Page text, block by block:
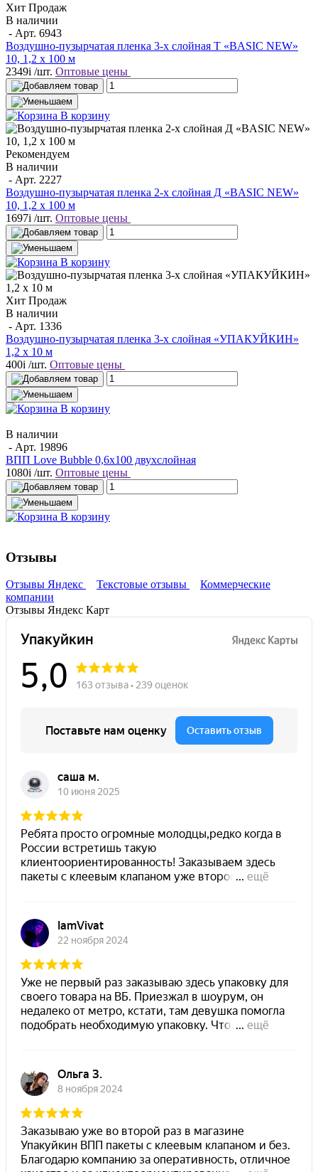
Хит Продаж
В наличии
- Арт. 6943
Воздушно-пузырчатая пленка 3-х слойная T «BASIC NEW»
10, 1,2 х 100 м
2349i /шт. Оптовые цены
В корзину
Рекомендуем
В наличии
- Арт. 2227
Воздушно-пузырчатая пленка 2-х слойная Д «BASIC NEW»
10, 1,2 х 100 м
1697i /шт. Оптовые цены
В корзину
Хит Продаж
В наличии
- Арт. 1336
Воздушно-пузырчатая пленка 3-х слойная «УПАКУЙКИН»
1,2 х 10 м
400i /шт. Оптовые цены
В корзину
В наличии
- Арт. 19896
ВПП Love Bubble 0,6х100 двухслойная
1080i /шт. Оптовые цены
В корзину
Отзывы
Отзывы Яндекс Текстовые отзывы
Коммерческие
компании
Отзывы Яндекс Карт